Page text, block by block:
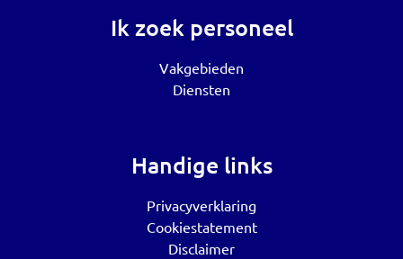
Ik zoek personeel
Vakgebieden
Diensten
Handige links
Privacyverklaring
Cookiestatement
Disclaimer